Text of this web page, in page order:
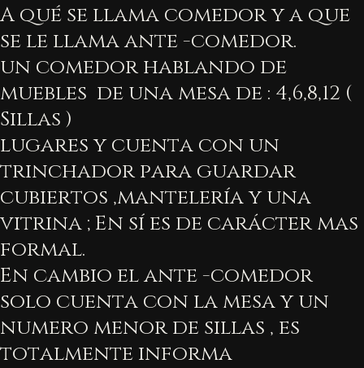
A qué se llama comedor y a que
se le llama ante -comedor.
un comedor hablando de
muebles de una mesa de : 4,6,8,12 (
Sillas )
lugares y cuenta con un
trinchador para guardar
cubiertos ,mantelería y una
vitrina ; En sí es de carácter mas
formal.
En cambio el ante -comedor
solo cuenta con la mesa y un
numero menor de sillas , es
totalmente informa